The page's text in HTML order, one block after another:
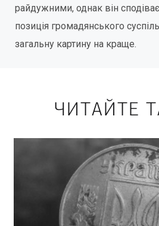
райдужними, однак він
позиція громадянського
загальну картину на краще.
ЧИТАЙТЕ